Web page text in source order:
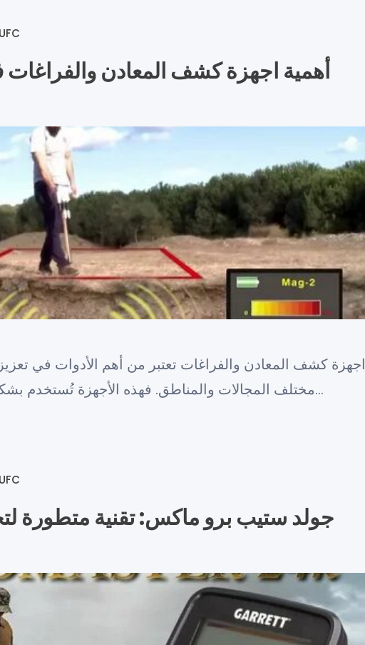
UFC
أهمية اجهزة كشف المعادن والفراغات
اجهزة كشف المعادن والفراغات تعتبر من أهم الأدوات في
مختلف المجالات والمناطق. فهذه الأجهزة تُستخدم بشكل واسع في المطارات, الم…
UFC
جولد ستيب برو ماكس: تقنية متطورة